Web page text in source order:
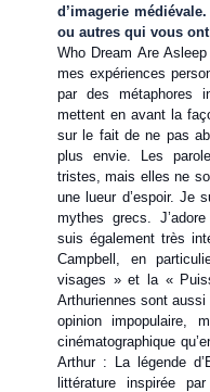
d’imagerie
ou autres qui vous
Who Dream Are
mes expériences
par des métaphores
mettent en avant la
sur le fait de ne pas
plus envie. Les
tristes, mais elles ne
une lueur d’espoir. Je
mythes grecs.
suis également très
Campbell, en
visages » et la «
Arthuriennes sont aussi
opinion impopulaire,
cinématographique
Arthur : La légende
littérature inspirée